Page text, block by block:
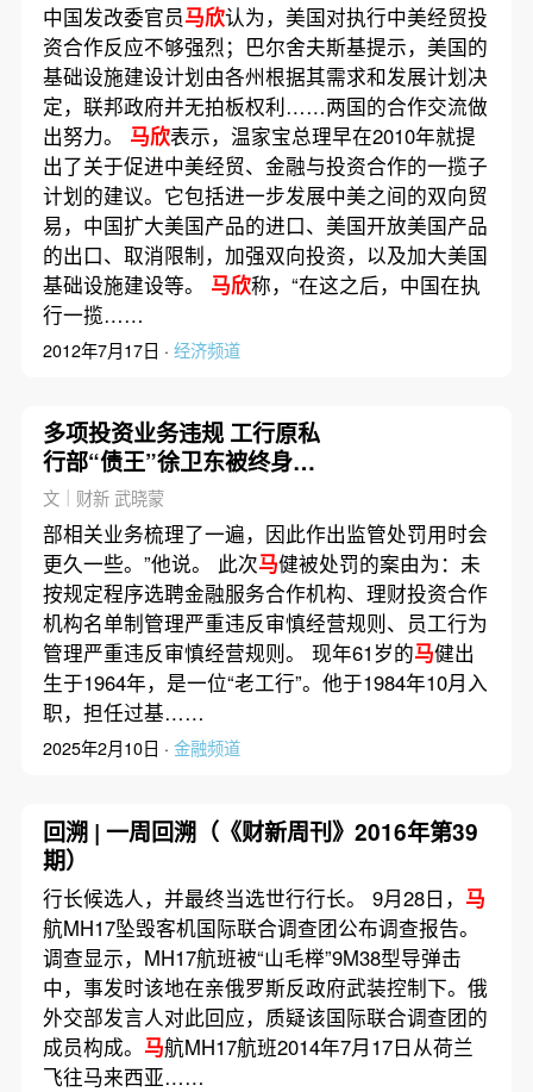
中国发改委官员马欣认为，美国对执行中美经贸投
资合作反应不够强烈；巴尔舍夫斯基提示，美国的
基础设施建设计划由各州根据其需求和发展计划决
定，联邦政府并无拍板权利……两国的合作交流做
出努力。 马欣表示，温家宝总理早在2010年就提
出了关于促进中美经贸、金融与投资合作的一揽子
计划的建议。它包括进一步发展中美之间的双向贸
易，中国扩大美国产品的进口、美国开放美国产品
的出口、取消限制，加强双向投资，以及加大美国
基础设施建设等。 马欣称，“在这之后，中国在执
行一揽……
2012年7月17日 · 经济频道
多项投资业务违规 工行原私
行部“债王”徐卫东被终身禁
业
文｜财新 武晓蒙
部相关业务梳理了一遍，因此作出监管处罚用时会
更久一些。”他说。 此次马健被处罚的案由为：未
按规定程序选聘金融服务合作机构、理财投资合作
机构名单制管理严重违反审慎经营规则、员工行为
管理严重违反审慎经营规则。 现年61岁的马健出
生于1964年，是一位“老工行”。他于1984年10月入
职，担任过基……
2025年2月10日 · 金融频道
回溯 | 一周回溯（《财新周刊》2016年第39
期）
行长候选人，并最终当选世行行长。 9月28日， 马
航MH17坠毁客机国际联合调查团公布调查报告。
调查显示，MH17航班被“山毛榉”9M38型导弹击
中，事发时该地在亲俄罗斯反政府武装控制下。俄
外交部发言人对此回应，质疑该国际联合调查团的
成员构成。 马航MH17航班2014年7月17日从荷兰
飞往马来西亚……